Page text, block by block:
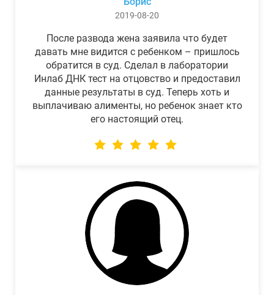
2019-08-20
После развода жена заявила что будет
давать мне видится с ребенком – пришлось
обратится в суд. Сделал в лаборатории
Инлаб ДНК тест на отцовство и предоставил
данные результаты в суд. Теперь хоть и
выплачиваю алименты, но ребенок знает кто
его настоящий отец.